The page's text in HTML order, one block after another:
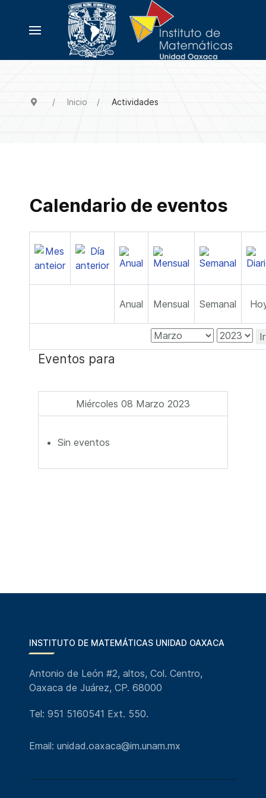
Inicio Actividades
Calendario de eventos
Anual Mensual Semanal
Eventos para
Miércoles 08 Marzo 2023
Sin eventos
INSTITUTO DE MATEMÁTICAS UNIDAD OAXACA
Antonio de León #2, altos, Col. Centro,
Oaxaca de Juárez, CP. 68000
Tel: 951 5160541 Ext. 550.
Email: unidad.oaxaca@im.unam.mx